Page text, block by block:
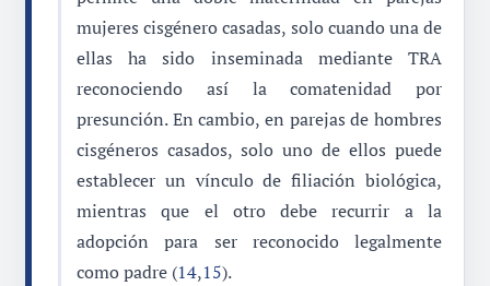
mujeres cisgénero casadas, solo cuando una de
ellas ha sido inseminada mediante TRA
reconociendo así la comatenidad por
presunción. En cambio, en parejas de hombres
cisgéneros casados, solo uno de ellos puede
establecer un vínculo de filiación biológica,
mientras que el otro debe recurrir a la
adopción para ser reconocido legalmente
como padre (14,15).